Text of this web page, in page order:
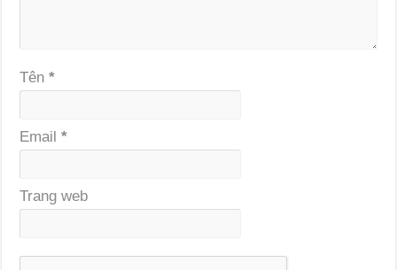
Tên*
Email*
Trang web